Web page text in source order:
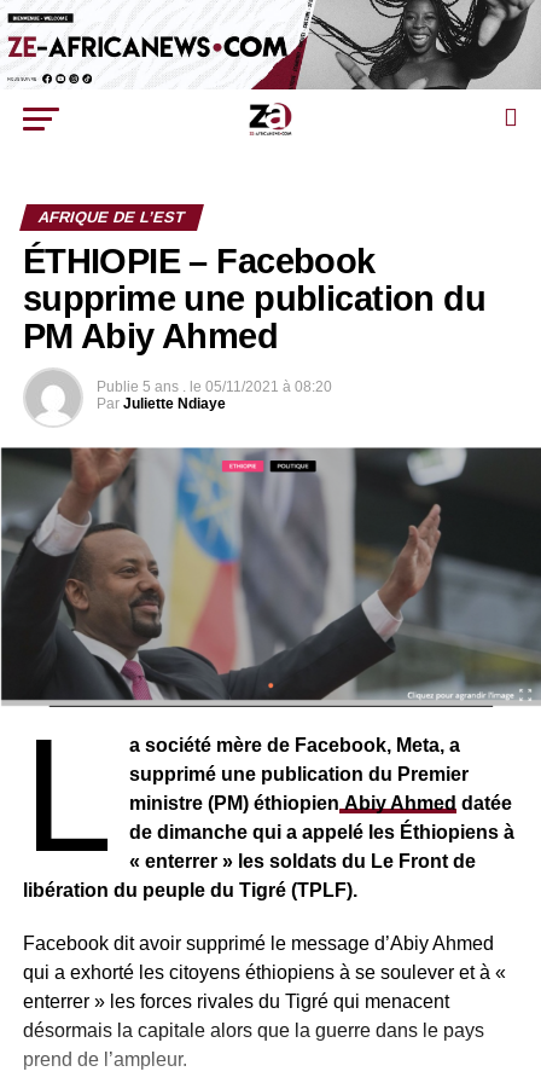
AFRIQUE DE L’EST
ÉTHIOPIE – Facebook
supprime une publication du
PM Abiy Ahmed
Publie 5 ans . le 05/11/2021 à 08:20
Par Juliette Ndiaye
L
a société mère de Facebook, Meta, a
supprimé une publication du Premier
ministre (PM) éthiopien Abiy Ahmed datée
de dimanche qui a appelé les Éthiopiens à
« enterrer » les soldats du Le Front de
libération du peuple du Tigré (TPLF).
Facebook dit avoir supprimé le message d’Abiy Ahmed
qui a exhorté les citoyens éthiopiens à se soulever et à «
enterrer » les forces rivales du Tigré qui menacent
désormais la capitale alors que la guerre dans le pays
prend de l’ampleur.